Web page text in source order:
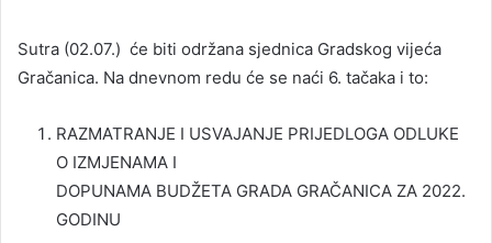
Sutra (02.07.) će biti održana sjednica Gradskog vijeća
Gračanica. Na dnevnom redu će se naći 6. tačaka i to:
RAZMATRANJE I USVAJANJE PRIJEDLOGA ODLUKE
O IZMJENAMA I
DOPUNAMA BUDŽETA GRADA GRAČANICA ZA 2022.
GODINU